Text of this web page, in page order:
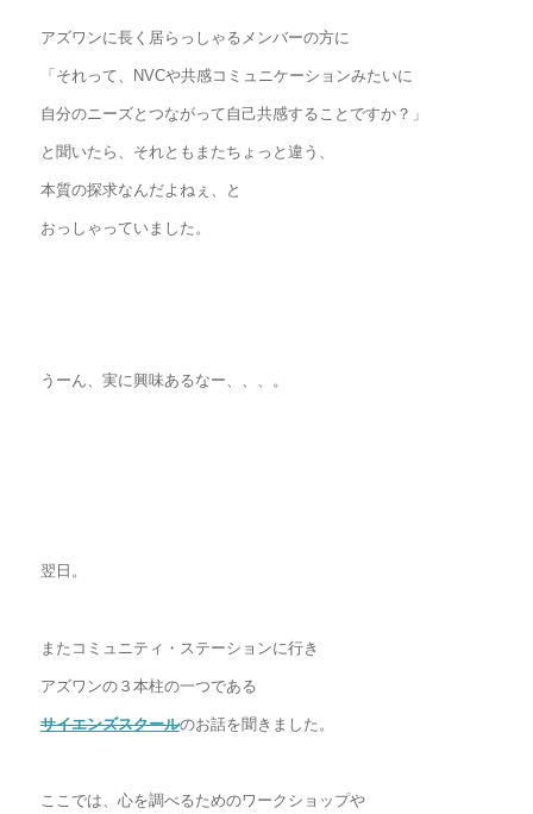
アズワンに長く居らっしゃるメンバーの方に
「それって、NVCや共感コミュニケーションみたいに
自分のニーズとつながって自己共感することですか？」
と聞いたら、それともまたちょっと違う、
本質の探求なんだよねぇ、と
おっしゃっていました。
うーん、実に興味あるなー、、、。
翌日。
またコミュニティ・ステーションに行き
アズワンの３本柱の一つである
サイエンズスクールのお話を聞きました。
ここでは、心を調べるためのワークショップや